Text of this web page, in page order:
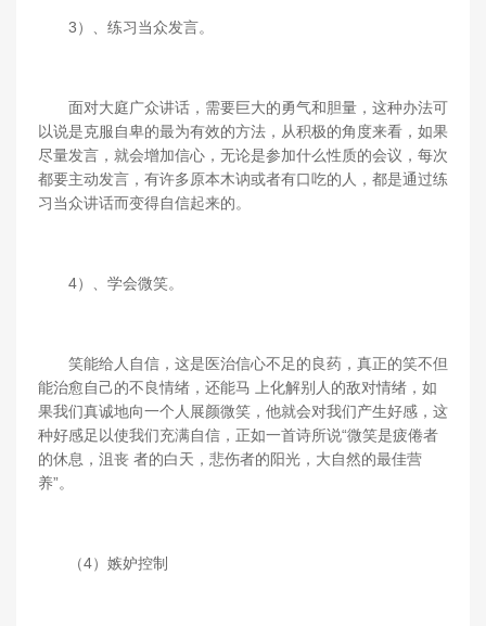
3）、练习当众发言。
面对大庭广众讲话，需要巨大的勇气和胆量，这种办法可
以说是克服自卑的最为有效的方法，从积极的角度来看，如果
尽量发言，就会增加信心，无论是参加什么性质的会议，每次
都要主动发言，有许多原本木讷或者有口吃的人，都是通过练
习当众讲话而变得自信起来的。
4）、学会微笑。
笑能给人自信，这是医治信心不足的良药，真正的笑不但
能治愈自己的不良情绪，还能马 上化解别人的敌对情绪，如
果我们真诚地向一个人展颜微笑，他就会对我们产生好感，这
种好感足以使我们充满自信，正如一首诗所说“微笑是疲倦者
的休息，沮丧 者的白天，悲伤者的阳光，大自然的最佳营
养”。
（4）嫉妒控制